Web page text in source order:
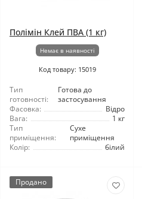
Полімін Клей ПВА (1 кг)
Немає в наявності
Код товару: 15019
Тип
готовності:
Готова до
застосування
Фасовка:
Відро
Вага:
1 кг
Тип
приміщення:
Сухе
приміщення
Колір:
білий
Продано